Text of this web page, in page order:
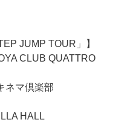
JUMP TOUR」】
CLUB QUATTRO
ネマ倶楽部
HALL